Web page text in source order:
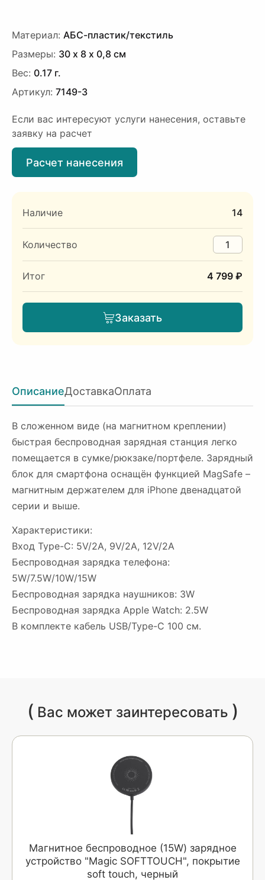
Материал: АБС-пластик/текстиль
Размеры: 30 х 8 х 0,8 см
Вес: 0.17 г.
Артикул: 7149-3
Если вас интересуют услуги нанесения, оставьте
заявку на расчет
Расчет нанесения
Наличие 14
Количество
Итог 4 799 ₽
Заказать
ОписаниеДоставкаОплата
В сложенном виде (на магнитном креплении)
быстрая беспроводная зарядная станция легко
помещается в сумке/рюкзаке/портфеле. Зарядный
блок для смартфона оснащён функцией MagSafe –
магнитным держателем для iPhone двенадцатой
серии и выше.
Характеристики:
Вход Type-C: 5V/2A, 9V/2A, 12V/2A
Беспроводная зарядка телефона:
5W/7.5W/10W/15W
Беспроводная зарядка наушников: 3W
Беспроводная зарядка Apple Watch: 2.5W
В комплекте кабель USB/Type-C 100 см.
( Вас может заинтересовать )
Магнитное беспроводное (15W) зарядное
устройство "Magic SOFTTOUCH", покрытие
soft touch, черный